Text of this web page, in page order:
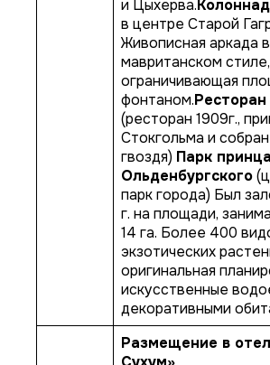
и Цыхерва.
в центре Старой
Живописная аркада в
мавританском
ограничивающая
фонтаном.
(ресторан 1909г.,
Стокгольма и
гвоздя) Парк принца
Ольденбургского
парк города) Был
г. на площади,
14 га. Более 400
экзотических
оригинальная
искусственные
декоративными
Размещение в